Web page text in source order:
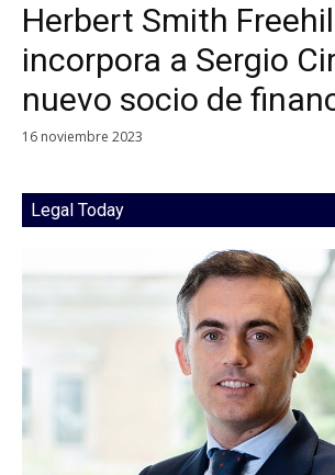
Herbert Smith
incorpora a Sergio
nuevo socio de
16 noviembre 2023
Legal Today